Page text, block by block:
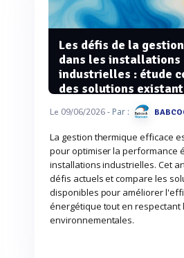
Les défis de la
dans les installations
industrielles : étude
des solutions
Le 09/06/2026- Par :
La gestion thermique efficace
pour optimiser la performance
installations industrielles. Cet
défis actuels et compare les
disponibles pour améliorer
énergétique tout en respectant
environnementales.